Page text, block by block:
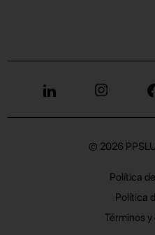
© 2026
Política
Política
Términos